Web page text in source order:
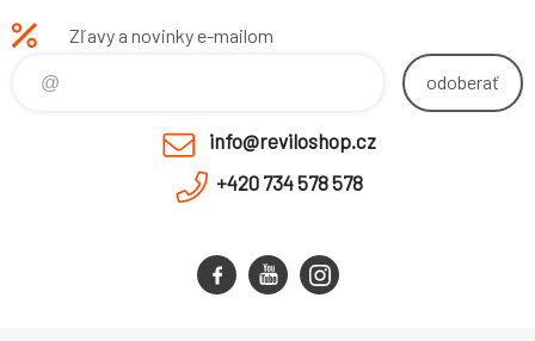
Zľavy a novinky e-mailom
odoberať
info@reviloshop.cz
+420 734 578 578